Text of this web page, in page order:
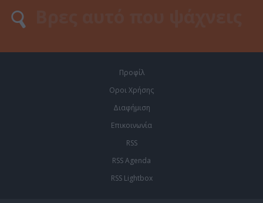
Προφίλ
Οροι Χρήσης
Διαφήμιση
Επικοινωνία
RSS
RSS Agenda
RSS Lightbox